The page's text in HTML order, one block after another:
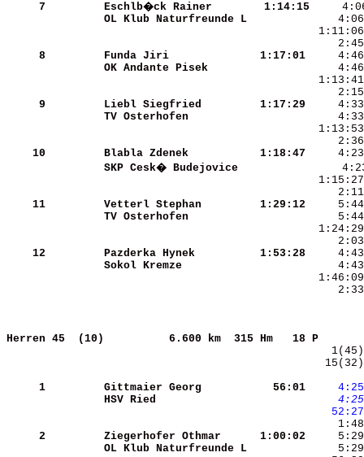
     7
Eschlb�ck Rainer
1:14:15
OL Klub Naturfreunde L
     8
Funda Jiri
1:17:01
OK Andante Pisek
     9
Liebl Siegfried
1:17:29
TV Osterhofen
    10
Blabla Zdenek
1:18:47
SKP Cesk� Budejovice
    11
Vetterl Stephan
1:29:12
TV Osterhofen
    12
Pazderka Hynek
1:53:28
Sokol Kremze
Herren 45  (10)
6.600 km  315
     1
Gittmaier Georg
   56:01
    4:25
HSV Ried
    4:25
   52:27
     2
Ziegerhofer Othmar
1:00:02
OL Klub Naturfreunde L